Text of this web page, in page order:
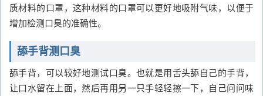
质材料的口罩，这种材料的口罩可以更好地吸附气味，以便于
增加检测口臭的准确性。
舔手背测口臭
舔手背，可以较好地测试口臭。也就是用舌头舔自己的手背，
让口水留在上面，然后再用另一只手轻轻擦一下，自己问问味